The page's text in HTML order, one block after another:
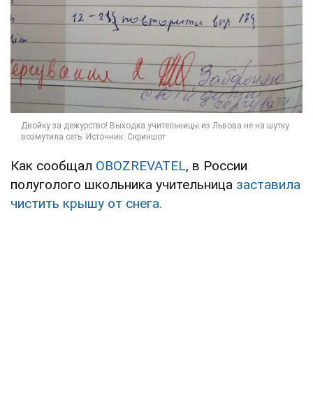
Как сообщал OBOZREVATEL, в России
полуголого школьника учительница заставила
чистить крышу от снега.